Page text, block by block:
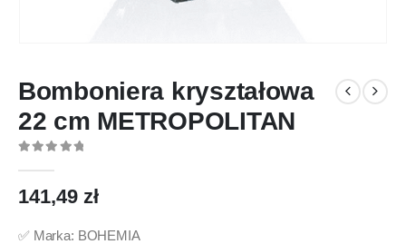
Bomboniera kryształowa
22 cm METROPOLITAN
141,49 zł
✅ Marka: BOHEMIA